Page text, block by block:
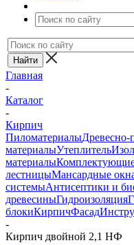
Главная
-
Каталог
-
Кирпич
ПиломатериалыДревесно-
материалыУтеплитель
материалы
лестницыМансардные
системыАнтисептики и
древесиныГидроизоляция
блокиКирпичФасад
-
Кирпич двойной 2,1 НФ